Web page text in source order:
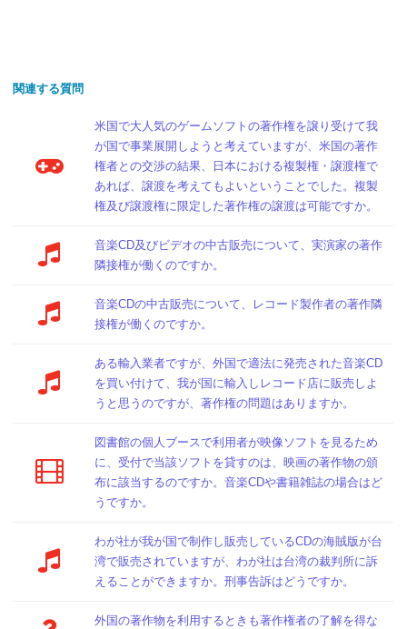
関連する質問
米国で大人気のゲームソフトの著作権を譲り受けて我
が国で事業展開しようと考えていますが、米国の著作
権者との交渉の結果、日本における複製権・譲渡権で
あれば、譲渡を考えてもよいということでした。複製
権及び譲渡権に限定した著作権の譲渡は可能ですか。
音楽CD及びビデオの中古販売について、実演家の著作
隣接権が働くのですか。
音楽CDの中古販売について、レコード製作者の著作隣
接権が働くのですか。
ある輸入業者ですが、外国で適法に発売された音楽CD
を買い付けて、我が国に輸入しレコード店に販売しよ
うと思うのですが、著作権の問題はありますか。
図書館の個人ブースで利用者が映像ソフトを見るため
に、受付で当該ソフトを貸すのは、映画の著作物の頒
布に該当するのですか。音楽CDや書籍雑誌の場合はど
うですか。
わが社が我が国で制作し販売しているCDの海賊版が台
湾で販売されていますが、わが社は台湾の裁判所に訴
えることができますか。刑事告訴はどうですか。
外国の著作物を利用するときも著作権者の了解を得な